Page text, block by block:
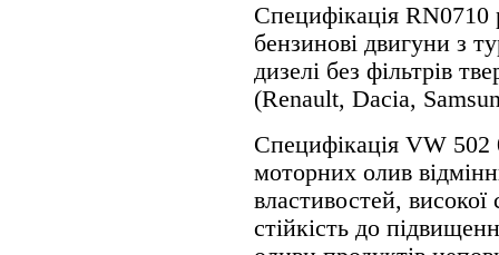
Специфікація RN0710
бензинові двигуни з
дизелі без фільтрів
(Renault, Dacia,
Специфікація VW 502
моторних олив
властивостей, високої
стійкість до